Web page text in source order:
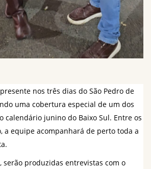
nos três dias do São Pedro de
uma cobertura especial de um dos
calendário junino do Baixo Sul. Entre os
a equipe acompanhará de perto toda a
serão produzidas entrevistas com o